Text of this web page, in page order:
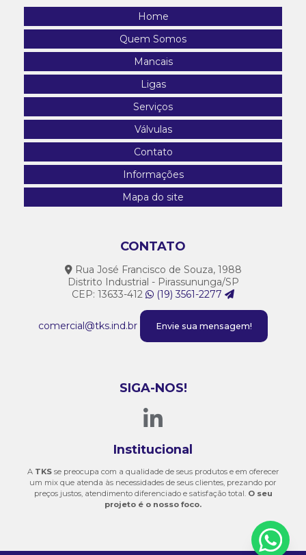
Home
Quem Somos
Mancais
Ligas
Serviços
Válvulas
Contato
Informações
Mapa do site
CONTATO
Rua José Francisco de Souza, 1988
Distrito Industrial - Pirassununga/SP
CEP: 13633-412
(19) 3561-2277
comercial@tks.ind.br Envie sua mensagem!
SIGA-NOS!
Institucional
A TKSse preocupa com a qualidade de seus produtos e em oferecer
um mix que atenda às necessidades de seus clientes, prezando por
preços justos, atendimento diferenciado e satisfação total. O seu
projeto é o nosso foco.